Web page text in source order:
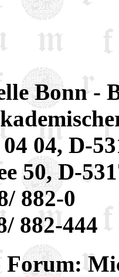
Bonn -
04, D-
50, D-
882-0
882-444